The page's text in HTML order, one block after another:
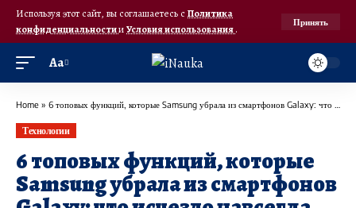
Используя этот сайт, вы соглашаетесь с Политика
конфиденциальностииУсловия использования.
Принять
Аа
Home » 6 топовых функций, которые Samsung убрала из смартфонов Galaxy: что исчезло навсегда
Технологии
6 топовых функций, которые
Samsung убрала из смартфонов